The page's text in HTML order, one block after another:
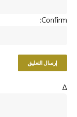
Confirm:
Δ